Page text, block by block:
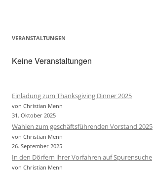
VERANSTALTUNGEN
Keine Veranstaltungen
Einladung zum Thanksgiving Dinner 2025
von Christian Menn
31. Oktober 2025
Wahlen zum geschäftsführenden Vorstand 2025
von Christian Menn
26. September 2025
In den Dörfern ihrer Vorfahren auf Spurensuche
von Christian Menn